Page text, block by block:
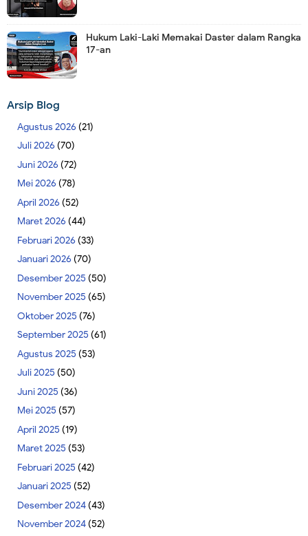
Hukum Laki-Laki Memakai Daster dalam Rangka
17-an
Arsip Blog
Agustus 2026 (21)
Juli 2026 (70)
Juni 2026 (72)
Mei 2026 (78)
April 2026 (52)
Maret 2026 (44)
Februari 2026 (33)
Januari 2026 (70)
Desember 2025 (50)
November 2025 (65)
Oktober 2025 (76)
September 2025 (61)
Agustus 2025 (53)
Juli 2025 (50)
Juni 2025 (36)
Mei 2025 (57)
April 2025 (19)
Maret 2025 (53)
Februari 2025 (42)
Januari 2025 (52)
Desember 2024(43)
November 2024(52)